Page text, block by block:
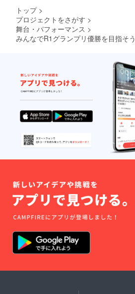
トップ >
プロジェクトをさがす >
舞台・パフォーマンス >
みんなでR1グランプリ優勝を目指そう